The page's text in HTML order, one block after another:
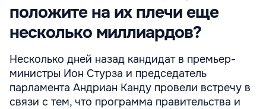
положите на их плечи еще
несколько миллиардов?
Несколько дней назад кандидат в премьер-
министры Ион Стурза и председатель
парламента Андриан Канду провели встречу в
связи с тем, что программа правительства и